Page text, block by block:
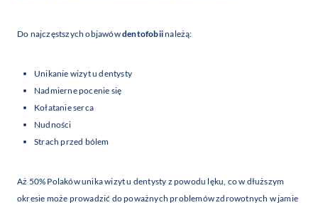
Do najczęstszych objawówdentofobiinależą:
Unikanie wizyt u dentysty
Nadmierne pocenie się
Kołatanie serca
Nudności
Strach przed bólem
Aż 50% Polaków unika wizyt u dentysty z powodu lęku, co w dłuższym
okresie może prowadzić do poważnych problemów zdrowotnych w jamie